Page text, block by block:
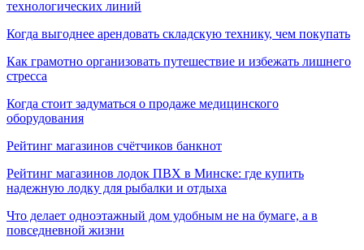
технологических линий
Когда выгоднее арендовать складскую технику, чем покупать
Как грамотно организовать путешествие и избежать лишнего
стресса
Когда стоит задуматься о продаже медицинского
оборудования
Рейтинг магазинов счётчиков банкнот
Рейтинг магазинов лодок ПВХ в Минске: где купить
надежную лодку для рыбалки и отдыха
Что делает одноэтажный дом удобным не на бумаге, а в
повседневной жизни